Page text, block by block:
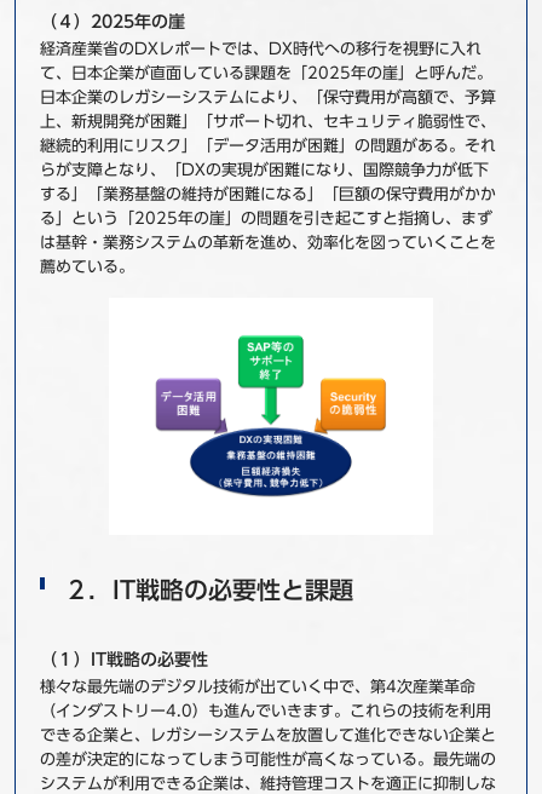
（４）2025年の崖
経済産業省のDXレポートでは、DX時代への移行を視野に入れ
て、日本企業が直面している課題を「2025年の崖」と呼んだ。
日本企業のレガシーシステムにより、「保守費用が高額で、予算
上、新規開発が困難」「サポート切れ、セキュリティ脆弱性で、
継続的利用にリスク」「データ活用が困難」の問題がある。それ
らが支障となり、「DXの実現が困難になり、国際競争力が低下
する」「業務基盤の維持が困難になる」「巨額の保守費用がかか
る」という「2025年の崖」の問題を引き起こすと指摘し、まず
は基幹・業務システムの革新を進め、効率化を図っていくことを
薦めている。
２．IT戦略の必要性と課題
（１）IT戦略の必要性
様々な最先端のデジタル技術が出ていく中で、第4次産業革命
（インダストリー4.0）も進んでいきます。これらの技術を利用
できる企業と、レガシーシステムを放置して進化できない企業と
の差が決定的になってしまう可能性が高くなっている。最先端の
システムが利用できる企業は、維持管理コストを適正に抑制しな